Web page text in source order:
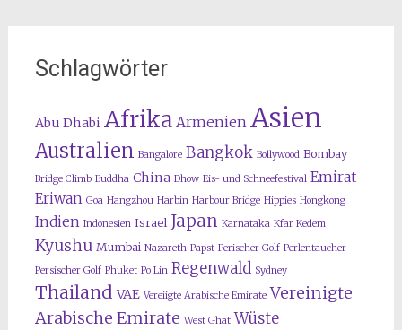
Schlagwörter
Abu Dhabi Afrika Armenien Asien
Australien Bangalore Bangkok Bollywood Bombay
Bridge Climb Buddha China Dhow Eis- und Schneefestival Emirat
Eriwan Goa Hangzhou Harbin Harbour Bridge Hippies Hongkong
Indien Indonesien Israel Japan Karnataka Kfar Kedem
Kyushu Mumbai Nazareth Papst Perischer Golf Perlentaucher
Persischer Golf Phuket Po Lin Regenwald Sydney
Thailand VAE Vereiigte Arabische Emirate Vereinigte
Arabische Emirate West Ghat Wüste